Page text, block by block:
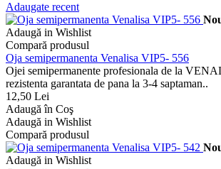
Adaugate recent
Adaugă in Wishlist
Compară produsul
Oja semipermanenta Venalisa VIP5- 556
Ojei semipermanente profesionala de la
rezistenta garantata de pana la 3-4 saptaman..
12,50 Lei
Adaugă în Coş
Adaugă in Wishlist
Compară produsul
Adaugă in Wishlist